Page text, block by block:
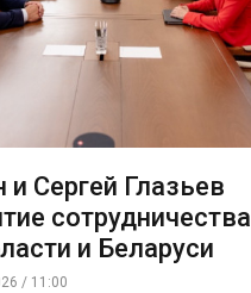
и Сергей Глазьев
сотрудничества
и Беларуси
/ 11:00